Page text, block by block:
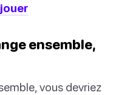
ensemble,
vous devriez